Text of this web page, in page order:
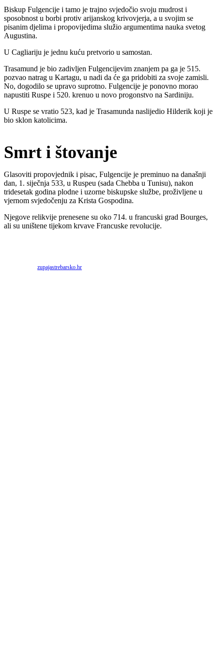
Biskup Fulgencije i tamo je trajno svjedočio svoju mudrost i
sposobnost u borbi protiv arijanskog krivovjerja, a u svojim se
pisanim djelima i propovijedima služio argumentima nauka svetog
Augustina.
U Cagliariju je jednu kuću pretvorio u samostan.
Trasamund je bio zadivljen Fulgencijevim znanjem pa ga je 515.
pozvao natrag u Kartagu, u nadi da će ga pridobiti za svoje zamisli.
No, dogodilo se upravo suprotno. Fulgencije je ponovno morao
napustiti Ruspe i 520. krenuo u novo progonstvo na Sardiniju.
U Ruspe se vratio 523, kad je Trasamunda naslijedio Hilderik koji je
bio sklon katolicima.
Smrt i štovanje
Glasoviti propovjednik i pisac, Fulgencije je preminuo na današnji
dan, 1. siječnja 533, u Ruspeu (sada Chebba u Tunisu), nakon
tridesetak godina plodne i uzorne biskupske službe, proživljene u
vjernom svjedočenju za Krista Gospodina.
Njegove relikvije prenesene su oko 714. u francuski grad Bourges,
ali su uništene tijekom krvave Francuske revolucije.
Izvor:zupajastrebarsko.hr